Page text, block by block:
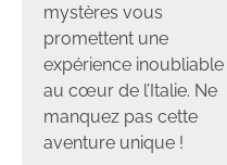
mystères vous
promettent une
expérience inoubliable
au cœur de l’Italie. Ne
manquez pas cette
aventure unique !